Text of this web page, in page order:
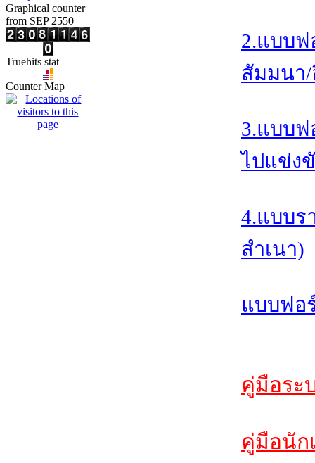
Graphical counter
from SEP 2550
Truehits stat
Counter Map
2.แบบ
สัมมนา
3.แบบฟ
ไปแข่ง
4.แบบร
สำเนา)
แบบฟอ
คู่มือระ
คู่มือนัก